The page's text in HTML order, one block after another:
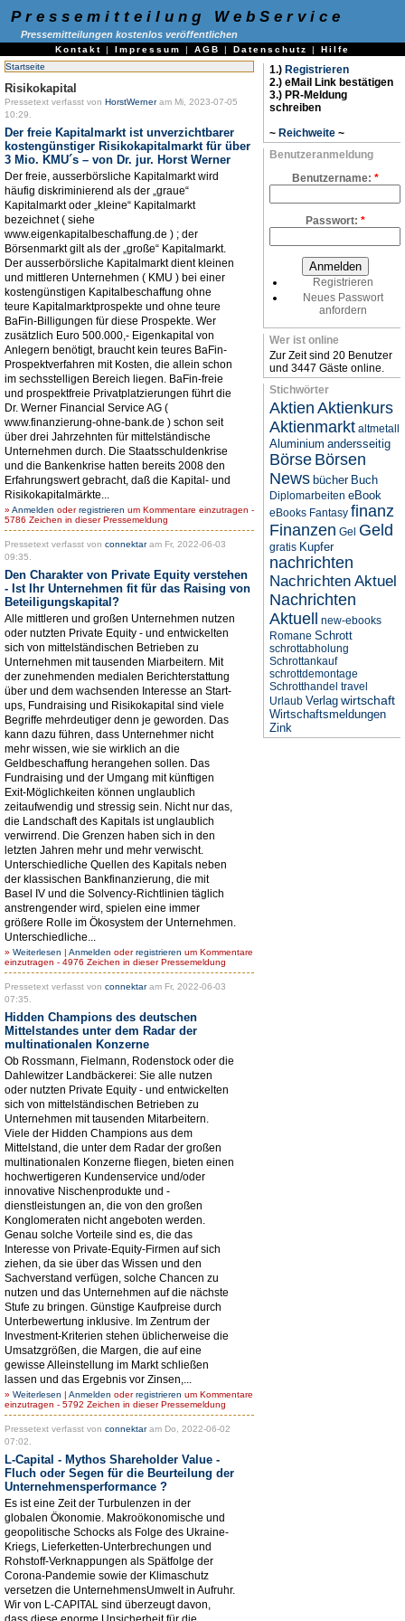
Pressemitteilung WebService
Pressemitteilungen kostenlos veröffentlichen
Kontakt | Impressum | AGB | Datenschutz | Hilfe
Startseite
Risikokapital
Pressetext verfasst von HorstWerneram Mi, 2023-07-05
10:29.
Der freie Kapitalmarkt ist unverzichtbarer
kostengünstiger Risikokapitalmarkt für über
3 Mio. KMU´s – von Dr. jur. Horst Werner
Der freie, ausserbörsliche Kapitalmarkt wird
häufig diskriminierend als der „graue“
Kapitalmarkt oder „kleine“ Kapitalmarkt
bezeichnet ( siehe
www.eigenkapitalbeschaffung.de ) ; der
Börsenmarkt gilt als der „große“ Kapitalmarkt.
Der ausserbörsliche Kapitalmarkt dient kleinen
und mittleren Unternehmen ( KMU ) bei einer
kostengünstigen Kapitalbeschaffung ohne
teure Kapitalmarktprospekte und ohne teure
BaFin-Billigungen für diese Prospekte. Wer
zusätzlich Euro 500.000,- Eigenkapital von
Anlegern benötigt, braucht kein teures BaFin-
Prospektverfahren mit Kosten, die allein schon
im sechsstelligen Bereich liegen. BaFin-freie
und prospektfreie Privatplatzierungen führt die
Dr. Werner Financial Service AG (
www.finanzierung-ohne-bank.de ) schon seit
über drei Jahrzehnten für mittelständische
Unternehmen durch. Die Staatsschuldenkrise
und die Bankenkrise hatten bereits 2008 den
Erfahrungswert gebracht, daß die Kapital- und
Risikokapitalmärkte...
» Anmelden oderregistrieren um Kommentare einzutragen -
5786 Zeichen in dieser Pressemeldung
Pressetext verfasst von connektaram Fr, 2022-06-03
09:35.
Den Charakter von Private Equity verstehen
- Ist Ihr Unternehmen fit für das Raising von
Beteiligungskapital?
Alle mittleren und großen Unternehmen nutzen
oder nutzten Private Equity - und entwickelten
sich von mittelständischen Betrieben zu
Unternehmen mit tausenden Miarbeitern. Mit
der zunehmenden medialen Berichterstattung
über und dem wachsenden Interesse an Start-
ups, Fundraising und Risikokapital sind viele
Begriffe mehrdeutiger denn je geworden. Das
kann dazu führen, dass Unternehmer nicht
mehr wissen, wie sie wirklich an die
Geldbeschaffung herangehen sollen. Das
Fundraising und der Umgang mit künftigen
Exit-Möglichkeiten können unglaublich
zeitaufwendig und stressig sein. Nicht nur das,
die Landschaft des Kapitals ist unglaublich
verwirrend. Die Grenzen haben sich in den
letzten Jahren mehr und mehr verwischt.
Unterschiedliche Quellen des Kapitals neben
der klassischen Bankfinanzierung, die mit
Basel IV und die Solvency-Richtlinien täglich
anstrengender wird, spielen eine immer
größere Rolle im Ökosystem der Unternehmen.
Unterschiedliche...
» Weiterlesen | Anmelden oderregistrieren um Kommentare
einzutragen - 4976 Zeichen in dieser Pressemeldung
Pressetext verfasst von connektaram Fr, 2022-06-03
07:35.
Hidden Champions des deutschen
Mittelstandes unter dem Radar der
multinationalen Konzerne
Ob Rossmann, Fielmann, Rodenstock oder die
Dahlewitzer Landbäckerei: Sie alle nutzen
oder nutzten Private Equity - und entwickelten
sich von mittelständischen Betrieben zu
Unternehmen mit tausenden Mitarbeitern.
Viele der Hidden Champions aus dem
Mittelstand, die unter dem Radar der großen
multinationalen Konzerne fliegen, bieten einen
hochwertigeren Kundenservice und/oder
innovative Nischenprodukte und -
dienstleistungen an, die von den großen
Konglomeraten nicht angeboten werden.
Genau solche Vorteile sind es, die das
Interesse von Private-Equity-Firmen auf sich
ziehen, da sie über das Wissen und den
Sachverstand verfügen, solche Chancen zu
nutzen und das Unternehmen auf die nächste
Stufe zu bringen. Günstige Kaufpreise durch
Unterbewertung inklusive. Im Zentrum der
Investment-Kriterien stehen üblicherweise die
Umsatzgrößen, die Margen, die auf eine
gewisse Alleinstellung im Markt schließen
lassen und das Ergebnis vor Zinsen,...
» Weiterlesen | Anmelden oderregistrieren um Kommentare
einzutragen - 5792 Zeichen in dieser Pressemeldung
Pressetext verfasst von connektaram Do, 2022-06-02
07:02.
L-Capital - Mythos Shareholder Value -
Fluch oder Segen für die Beurteilung der
Unternehmensperformance ?
Es ist eine Zeit der Turbulenzen in der
globalen Ökonomie. Makroökonomische und
geopolitische Schocks als Folge des Ukraine-
Kriegs, Lieferketten-Unterbrechungen und
Rohstoff-Verknappungen als Spätfolge der
Corona-Pandemie sowie der Klimaschutz
versetzen die UnternehmensUmwelt in Aufruhr.
Wir von L-CAPITAL sind überzeugt davon,
1.) Registrieren
2.) eMail Link bestätigen
3.) PR-Meldung
schreiben
~ Reichweite ~
Benutzeranmeldung
Benutzername: *
Passwort: *
Registrieren
Neues Passwort
anfordern
Wer ist online
Zur Zeit sind 20 Benutzer
und 3447 Gäste online.
Stichwörter
Aktien Aktienkurs
Aktienmarkt altmetall
Aluminium andersseitig
Börse Börsen
News bücher Buch
Diplomarbeiten eBook
eBooks Fantasy finanz
Finanzen Gel Geld
gratis Kupfer
nachrichten
Nachrichten Aktuel
Nachrichten
Aktuell
new-ebooks
Romane Schrott
schrottabholung
Schrottankauf
schrottdemontage
Schrotthandel travel
Urlaub Verlag wirtschaft
Wirtschaftsmeldungen
Zink